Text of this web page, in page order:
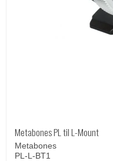
Metabones PL til L-Mount
Metabones
PL-L-BT1